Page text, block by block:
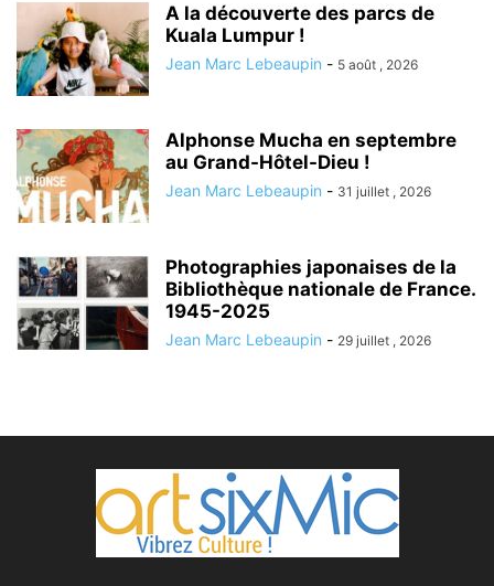
A la découverte des parcs de
Kuala Lumpur !
Jean Marc Lebeaupin - 5 août , 2026
Alphonse Mucha en septembre
au Grand-Hôtel-Dieu !
Jean Marc Lebeaupin - 31 juillet , 2026
Photographies japonaises de la
Bibliothèque nationale de France.
1945-2025
Jean Marc Lebeaupin - 29 juillet , 2026